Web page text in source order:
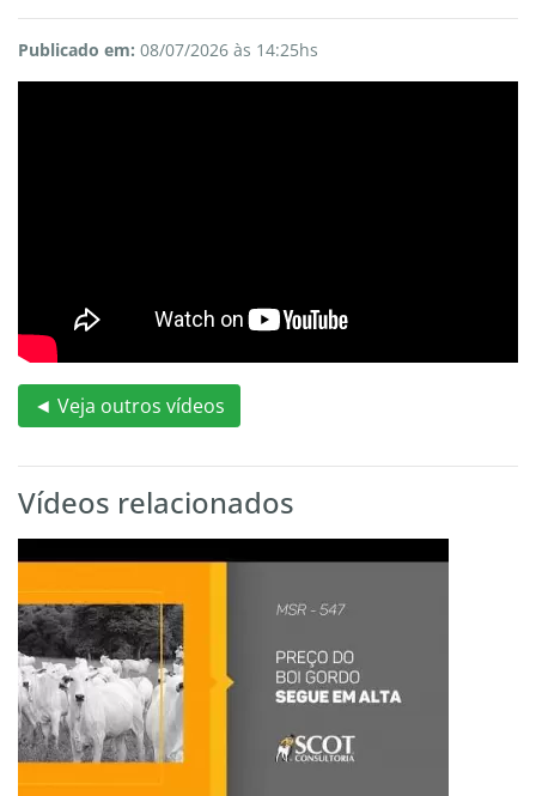
Publicado em: 08/07/2026 às 14:25hs
◄ Veja outros vídeos
Vídeos relacionados